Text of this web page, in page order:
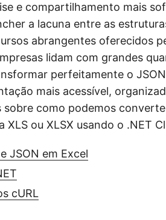
e compartilhamento mais
a lacuna entre as
abrangentes oferecidos
lidam com grandes
perfeitamente o
mais acessível,
sobre como podemos
ou XLSX usando o .NET
JSON em Excel
cURL